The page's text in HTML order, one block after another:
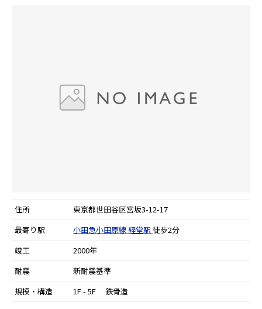
住所
東京都世田谷区宮坂3-12-17
最寄り駅
小田急小田原線 経堂駅 徒歩2分
竣工
2000年
耐震
新耐震基準
規模・構造
1F - 5F 鉄骨造